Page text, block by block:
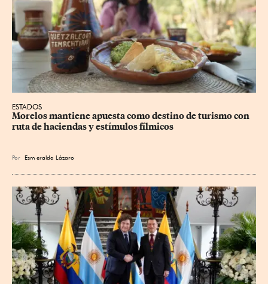
ESTADOS
Morelos mantiene apuesta como destino de turismo con
ruta de haciendas y estímulos fílmicos
Por Esm eralda Lázaro